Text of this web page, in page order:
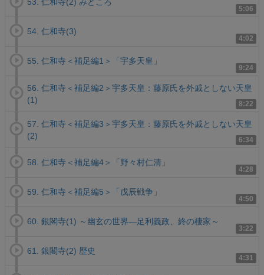
5:06
4:02
54. 仁和寺(3)
9:24
55. 仁和寺＜補足編1＞「宇多天皇」
8:22
56. 仁和寺＜補足編2＞宇多天皇：藤原氏を外戚としない天皇
(1)
6:34
57. 仁和寺＜補足編3＞宇多天皇：藤原氏を外戚としない天皇
(2)
4:28
58. 仁和寺＜補足編4＞「野々村仁清」
4:50
59. 仁和寺＜補足編5＞「戊辰戦争」
3:22
60. 銀閣寺(1) ～幽玄の世界―足利義政、終の棲家～
4:31
61. 銀閣寺(2) 歴史